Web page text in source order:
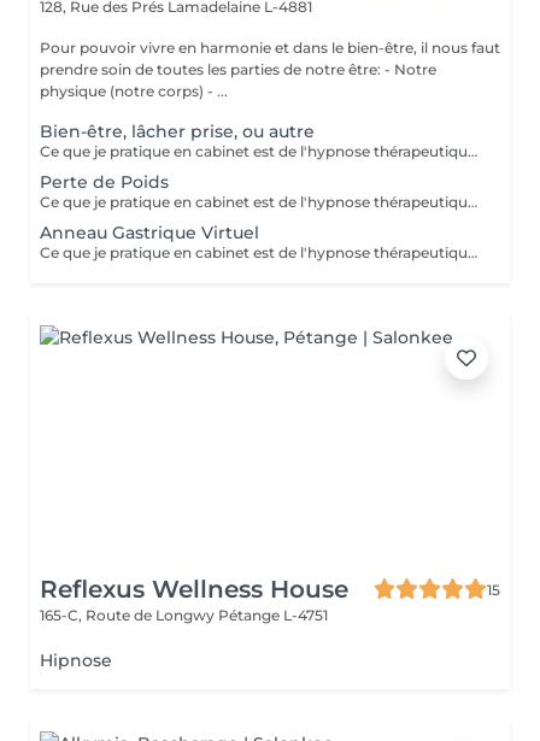
128, Rue des Prés Lamadelaine L-4881
Pour pouvoir vivre en harmonie et dans le bien-être, il nous faut
prendre soin de toutes les parties de notre être: - Notre
physique (notre corps) - ...
Bien-être, lâcher prise, ou autre
Ce que je pratique en cabinet est de l'hypnose thérapeutique. Vous restez maître de vous-même et libre de vos actions. Ensemble nous travaillons sur vos émotions. Je vais chercher vos blocages, vos peurs, vos craintes, et fais en sorte que celles-ci ne soient plus un poids pour vous. Aussi ce qu'il y a de mieux en vous, vos forces, votre courage, et bien d'autres qualités, pour que cela vous aide à aller mieux et à atteindre vos objectifs. Paiement sur place en espèces.
Perte de Poids
Ce que je pratique en cabinet est de l'hypnose thérapeutique. Vous restez maître de vous-même et libre de vos actions. Ensemble nous analisons votre situation et en fonction de cela trouvons la meilleure façon pour vous de perdre du poids. Ici les mots régime ou diète n'existent pas! Grâce à mes inductions vous n'éprouvez plus l'envie de grignoter dès la première séance et vous commencez à vous alimenter correctement, Au fils des jours, vous commencez à vous sentir mieux dans votre peau, en prenant soin de vous et constatez que votre poids commence à diminuer. Paiement sur place en espèces.
Anneau Gastrique Virtuel
Ce que je pratique en cabinet est de l'hypnose thérapeutique. Vous restez maître de vous-mêmes et libres de vos actions. Si vous avez plus de 15 kilos à perdre, nous irons travailler sur la pose d'un anneau gastrique virtuel. Pour cela il faudra 4 consultations. Vous ressentirez les bienfaits d'un anneau gastrique pour de vrai, sans avoir eu les inconvénients d'une vraie opération. Votre estomac sera plus petit, vous mangerez moins et par conséquent votre surpoids s'envolera petit à petit. Paiement sur place en espèces.
Reflexus Wellness House
15
165-C, Route de Longwy Pétange L-4751
Hipnose